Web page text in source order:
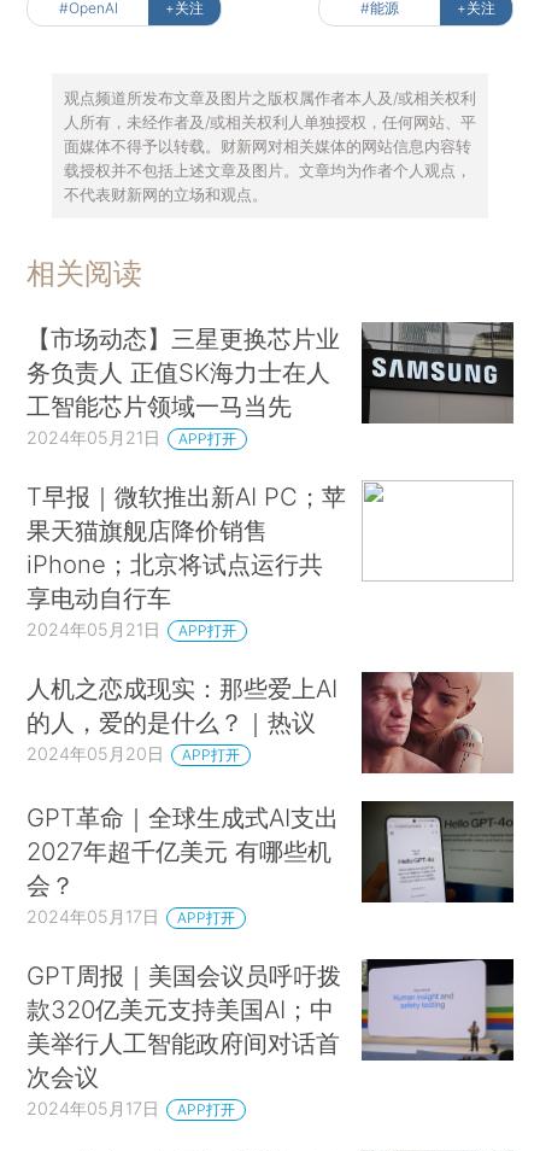
#OpenAI +关注 #能源 +关注
观点频道所发布文章及图片之版权属作者本人及/或相关权利
人所有，未经作者及/或相关权利人单独授权，任何网站、平
面媒体不得予以转载。财新网对相关媒体的网站信息内容转
载授权并不包括上述文章及图片。文章均为作者个人观点，
不代表财新网的立场和观点。
相关阅读
【市场动态】三星更换芯片业
务负责人 正值SK海力士在人
工智能芯片领域一马当先
2024年05月21日 APP打开
T早报｜微软推出新AI PC；苹
果天猫旗舰店降价销售
iPhone；北京将试点运行共
享电动自行车
2024年05月21日 APP打开
人机之恋成现实：那些爱上AI
的人，爱的是什么？｜热议
2024年05月20日 APP打开
GPT革命｜全球生成式AI支出
2027年超千亿美元 有哪些机
会？
2024年05月17日 APP打开
GPT周报｜美国会议员呼吁拨
款320亿美元支持美国AI；中
美举行人工智能政府间对话首
次会议
2024年05月17日 APP打开